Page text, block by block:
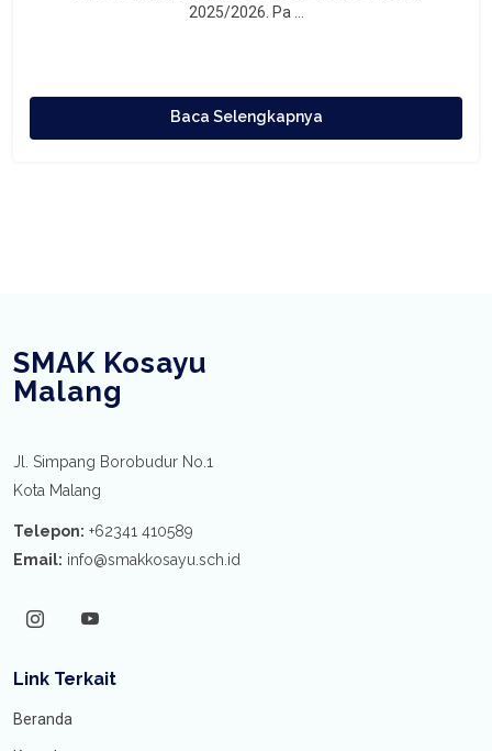
2025/2026. Pa ...
Baca Selengkapnya
SMAK Kosayu
Malang
Jl. Simpang Borobudur No.1
Kota Malang
Telepon: +62341 410589
Email: info@smakkosayu.sch.id
Link Terkait
Beranda